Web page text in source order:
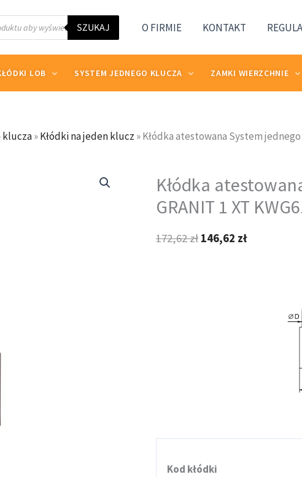
SZUKAJ O FIRMIE KONTAKT
LOB SYSTEM JEDNEGO KLUCZA ZAMKI WIERZCHNIE
klucza»Kłódki na jeden klucz »Kłódka atestowana System jednego
Kłódka
GRANIT 1 XT
172,62zł
cena
wynosiła:
146,62 zł
cena
wynosi:
Kod kłódki
Kłódka
atestowana
jednego